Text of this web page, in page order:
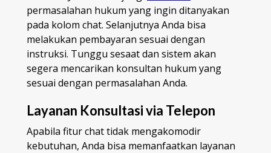
permasalahan hukum yang ingin ditanyakan
pada kolom chat. Selanjutnya Anda bisa
melakukan pembayaran sesuai dengan
instruksi. Tunggu sesaat dan sistem akan
segera mencarikan konsultan hukum yang
sesuai dengan permasalahan Anda.
Layanan Konsultasi via Telepon
Apabila fitur chat tidak mengakomodir
kebutuhan, Anda bisa memanfaatkan layanan